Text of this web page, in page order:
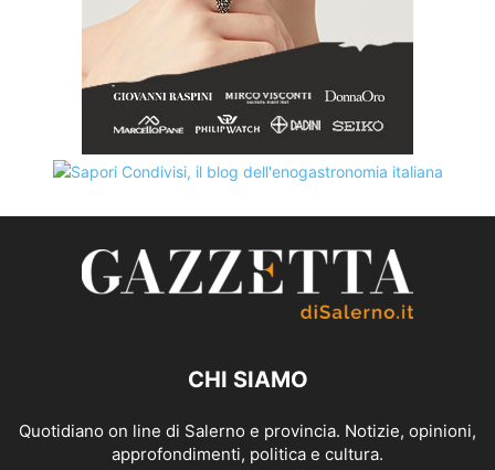
CHI SIAMO
Quotidiano on line di Salerno e provincia. Notizie, opinioni,
approfondimenti, politica e cultura.